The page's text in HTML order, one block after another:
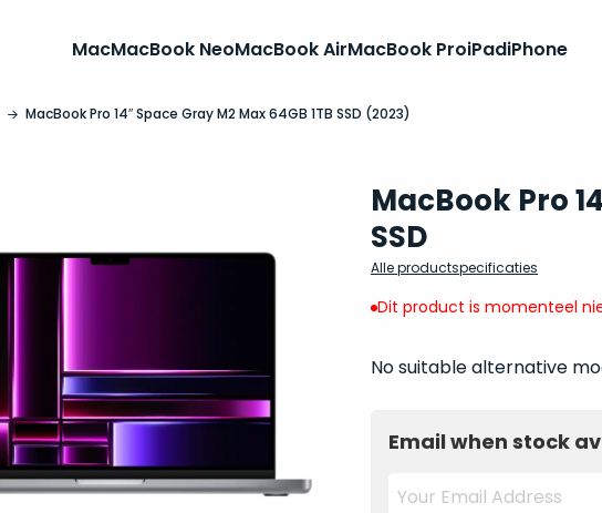
MacMacBook NeoMacBook AirMacBook ProiPadiPhone
MacBook Pro 14″ Space Gray M2 Max 64GB 1TB SSD (2023)
MacBook Pro
SSD
Alle productspecificaties
Dit product is momenteel
No suitable alternative
Email when stock